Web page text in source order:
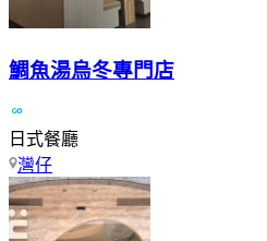
鯛魚湯烏冬專門店
日式餐廳
灣仔